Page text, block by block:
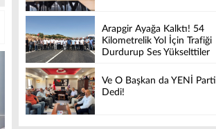
Arapgir Ayağa Kalktı! 54
Kilometrelik Yol İçin Trafiği
Durdurup Ses Yükselttiler
Ve O Başkan da YENİ Parti
Dedi!